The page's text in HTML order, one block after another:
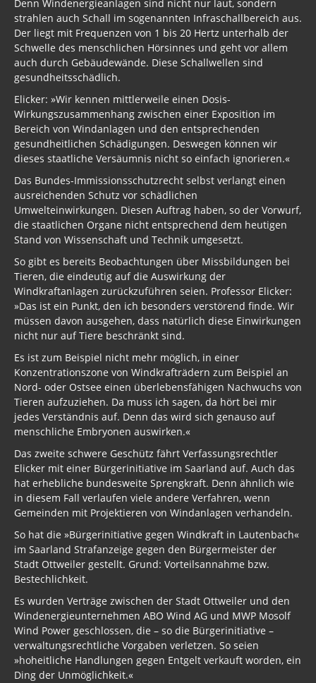
Denn Windenergieanlagen sind nicht nur laut, sondern
strahlen auch Schall im sogenannten Infraschallbereich aus.
Der liegt mit Frequenzen von 1 bis 20 Hertz unterhalb der
Schwelle des menschlichen Hörsinnes und geht vor allem
auch durch Gebäudewände. Diese Schallwellen sind
gesundheitsschädlich.
Elicker: »Wir kennen mittlerweile einen Dosis-
Wirkungszusammenhang zwischen einer Exposition im
Bereich von Windanlagen und den entsprechenden
gesundheitlichen Schädigungen. Deswegen können wir
dieses staatliche Versäumnis nicht so einfach ignorieren.«
Das Bundes-Immissionsschutzrecht selbst verlangt einen
ausreichenden Schutz vor schädlichen
Umwelteinwirkungen. Diesen Auftrag haben, so der Vorwurf,
die staatlichen Organe nicht entsprechend dem heutigen
Stand von Wissenschaft und Technik umgesetzt.
So gibt es bereits Beobachtungen über Missbildungen bei
Tieren, die eindeutig auf die Auswirkung der
Windkraftanlagen zurückzuführen seien. Professor Elicker:
»Das ist ein Punkt, den ich besonders verstörend finde. Wir
müssen davon ausgehen, dass natürlich diese Einwirkungen
nicht nur auf Tiere beschränkt sind.
Es ist zum Beispiel nicht mehr möglich, in einer
Konzentrationszone von Windkrafträdern zum Beispiel an
Nord- oder Ostsee einen überlebensfähigen Nachwuchs von
Tieren aufzuziehen. Da muss ich sagen, da hört bei mir
jedes Verständnis auf. Denn das wird sich genauso auf
menschliche Embryonen auswirken.«
Das zweite schwere Geschütz fährt Verfassungsrechtler
Elicker mit einer Bürgerinitiative im Saarland auf. Auch das
hat erhebliche bundesweite Sprengkraft. Denn ähnlich wie
in diesem Fall verlaufen viele andere Verfahren, wenn
Gemeinden mit Projektieren von Windanlagen verhandeln.
So hat die »Bürgerinitiative gegen Windkraft in Lautenbach«
im Saarland Strafanzeige gegen den Bürgermeister der
Stadt Ottweiler gestellt. Grund: Vorteilsannahme bzw.
Bestechlichkeit.
Es wurden Verträge zwischen der Stadt Ottweiler und den
Windenergieunternehmen ABO Wind AG und MWP Mosolf
Wind Power geschlossen, die – so die Bürgerinitiative –
verwaltungsrechtliche Vorgaben verletzen. So seien
»hoheitliche Handlungen gegen Entgelt verkauft worden, ein
Ding der Unmöglichkeit.«